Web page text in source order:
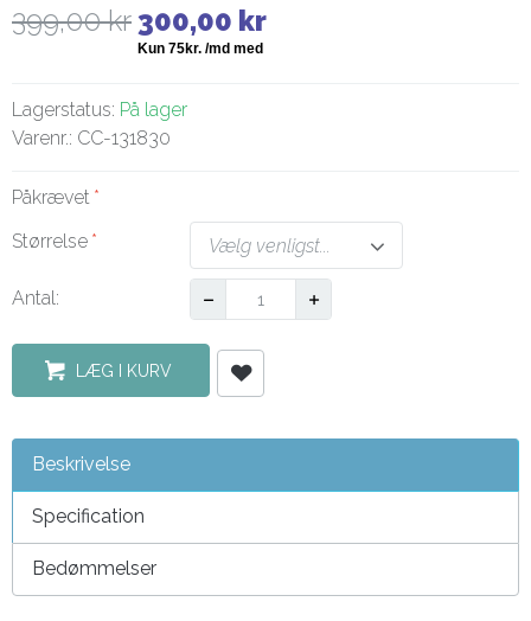
399,00 kr300,00 kr
Lagerstatus: På lager
Varenr.: CC-131830
Påkrævet
Størrelse
Vælg venligst...
Antal:
LÆG I KURV
Beskrivelse
Specification
Bedømmelser